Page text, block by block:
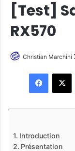
[Test]
RX570
Christian Marchini
Introduction
Présentation